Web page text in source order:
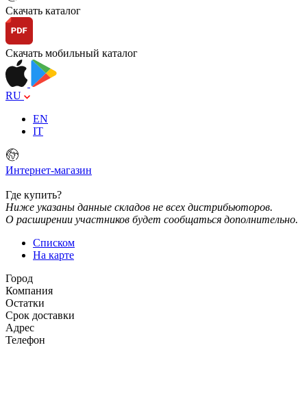
Скачать каталог
Скачать мобильный каталог
RU
EN
IT
Интернет-магазин
Где купить?
Ниже указаны данные складов не всех дистрибьюторов.
О расширении участников будет сообщаться дополнительно.
Списком
На карте
Город
Компания
Остатки
Срок доставки
Адрес
Телефон